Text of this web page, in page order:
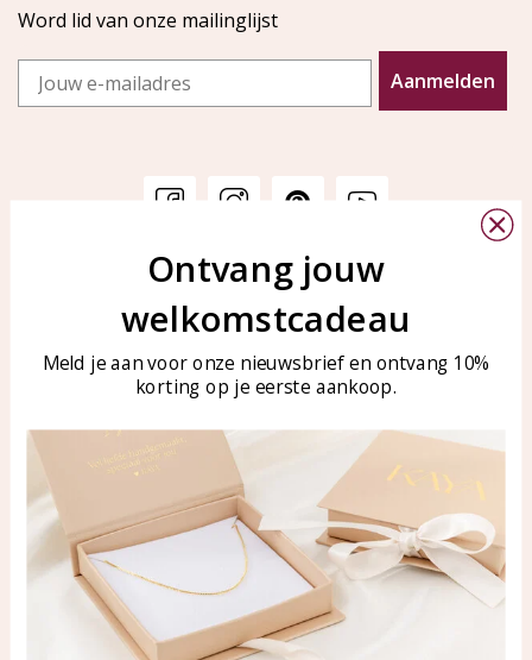
Word lid van onze mailinglijst
Email
Aanmelden
Veelgestelde vragen
Sieraden onderhouden
KAYA Sieraden
Bellen of WhatsApp Ma-Vr
tussen 09:00-17:00
Tel: 0850003187
WhatsApp: 0850003187
klantenservice@kayasierade
Producten
Alle producten
Nieuwe producten
KAYA Sieraden
Over ons
Samenwerken?
Ontvang jouw
welkomstcadeau
Meld je aan voor onze nieuwsbrief en ontvang 10%
korting op je eerste aankoop.